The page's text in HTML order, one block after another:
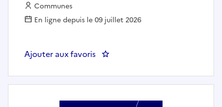
Employeur :
Communes
En ligne depuis le 09 juillet 2026
Ajouter aux favoris : Collaborateur de cabinet en